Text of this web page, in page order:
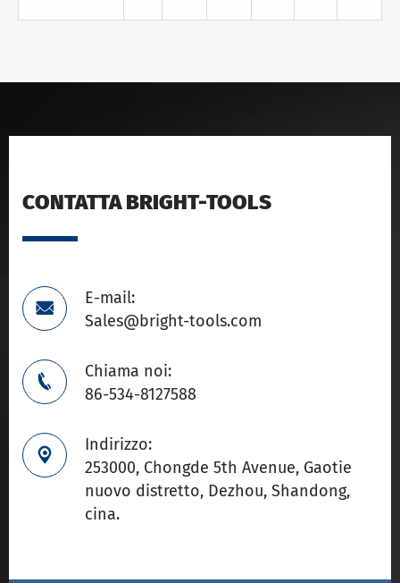
CONTATTA BRIGHT-TOOLS

E-mail:
Sales@bright-tools.com

Chiama noi:
86-534-8127588

Indirizzo:
253000, Chongde 5th Avenue, Gaotie
nuovo distretto, Dezhou, Shandong,
cina.